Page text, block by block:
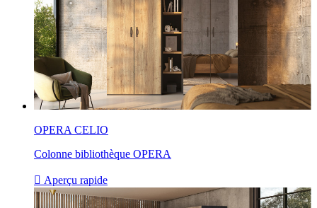
OPERA CELIO
Colonne bibliothèque OPERA
 Aperçu rapide